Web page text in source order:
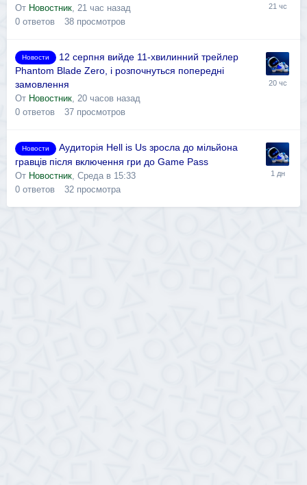
От Новостник 21 час назад
0 ответов 38 просмотров
Новости
12 серпня вийде 11-хвилинний трейлер
Phantom Blade Zero, і розпочнуться попередні
замовлення
От Новостник, 20 часов назад
0 ответов 37 просмотров
Новости
Аудиторія Hell is Us зросла до мільйона
гравців після включення гри до Game Pass
От Новостник Среда в 15:33
0 ответов 32 просмотра